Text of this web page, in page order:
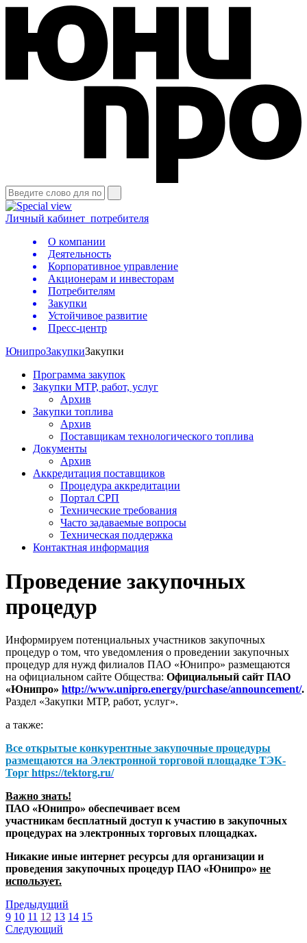
Личный кабинет потребителя
О компании
Деятельность
Корпоративное управление
Акционерам и инвесторам
Потребителям
Закупки
Устойчивое развитие
Пресс-центр
ЮнипроЗакупкиЗакупки
Программа закупок
Закупки МТР, работ, услуг
Архив
Закупки топлива
Архив
Поставщикам технологического топлива
Документы
Архив
Аккредитация поставщиков
Процедура аккредитации
Портал СРП
Технические требования
Часто задаваемые вопросы
Техническая поддержка
Контактная информация
Проведение закупочных
процедур
Информируем потенциальных участников закупочных
процедур о том, что уведомления о проведении закупочных
процедур для нужд филиалов ПАО «Юнипро» размещаются
на официальном сайте Общества: Официальный сайт ПАО
«Юнипро» http://www.unipro.energy/purchase/announcement/.
Раздел «Закупки МТР, работ, услуг».
а также:
Все открытые конкурентные закупочные процедуры
размещаются на Электронной торговой площадке ТЭК-
Торг https://tektorg.ru/
Важно знать!
ПАО «Юнипро» обеспечивает всем
участникам бесплатный доступ к участию в закупочных
процедурах на электронных торговых площадках.
Никакие иные интернет ресурсы для организации и
проведения закупочных процедур ПАО «Юнипро» не
использует.
Предыдущий
9 10 11 12 13 14 15
Следующий